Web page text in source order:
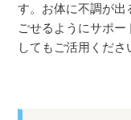
す。お体に不調が出
ごせるようにサポー
してもご活用くださ